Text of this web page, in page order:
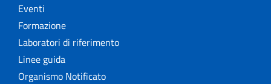
Eventi
Formazione
Laboratori di riferimento
Linee guida
Organismo Notificato